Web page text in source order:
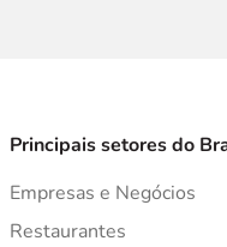
Principais setores do
Empresas e Negócios
Restaurantes